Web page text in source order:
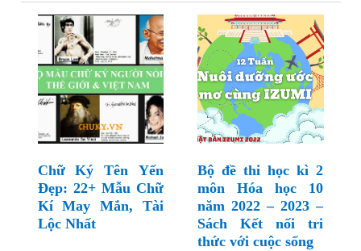
Chữ Ký Tên Yến
Đẹp: 22+ Mẫu Chữ
Kí May Mắn, Tài
Lộc Nhất
Bộ đề thi học kì 2
môn Hóa học 10
năm 2022 – 2023 –
Sách Kết nối tri
thức với cuộc sống